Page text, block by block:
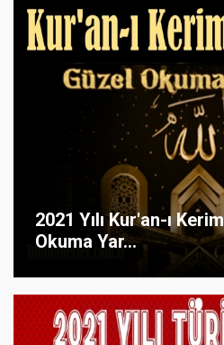
2021 Yılı Kur'an-ı
Okuma Yar...